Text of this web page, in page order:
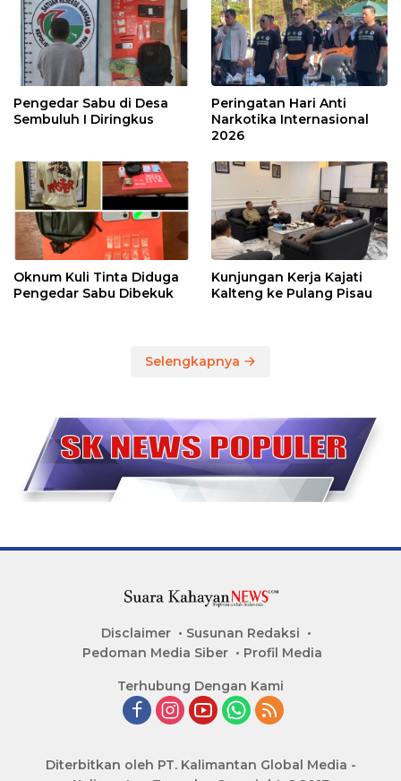
Pengedar Sabu di Desa
Sembuluh I Diringkus
Peringatan Hari Anti
Narkotika Internasional
2026
Oknum Kuli Tinta Diduga
Pengedar Sabu Dibekuk
Kunjungan Kerja Kajati
Kalteng ke Pulang Pisau
Selengkapnya
Disclaimer
Susunan Redaksi
Pedoman Media Siber
Profil Media
Terhubung Dengan Kami
Diterbitkan oleh PT. Kalimantan Global Media -